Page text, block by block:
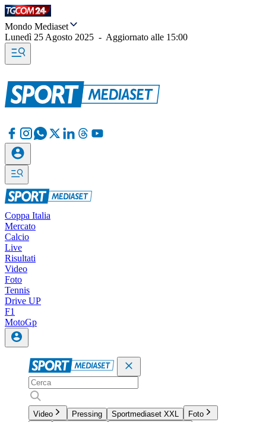
Mondo Mediaset
Lunedì 25 Agosto 2025 - Aggiornato alle 15:00
Coppa Italia
Mercato
Calcio
Live
Risultati
Video
Foto
Tennis
Drive UP
F1
MotoGp
Video Pressing Sportmediaset XXL
Foto